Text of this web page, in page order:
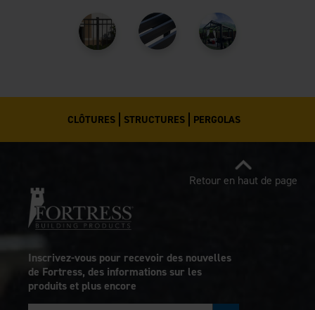
CLÔTURES STRUCTURES PERGOLAS
Inscrivez-vous pour recevoir des nouvelles
de Fortress, des informations sur les
produits et plus encore
Retour en haut de page